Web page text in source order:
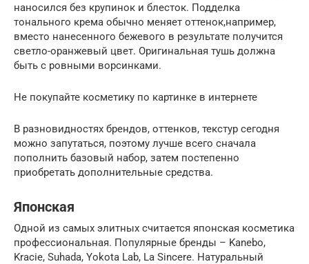
наносился без крупинок и блесток. Подделка
тонального крема обычно меняет оттенок,например,
вместо нанесенного бежевого в результате получится
светло-оранжевый цвет. Оригинальная тушь должна
быть с ровными ворсинками.
Не покупайте косметику по картинке в интернете
В разновидностях брендов, оттенков, текстур сегодня
можно запутаться, поэтому лучше всего сначала
пополнить базовый набор, затем постепенно
приобретать дополнительные средства.
Японская
Одной из самых элитных считается японская косметика
профессиональная. Популярные бренды – Kanebo,
Kracie, Suhada, Yokota Lab, La Sincere. Натуральный